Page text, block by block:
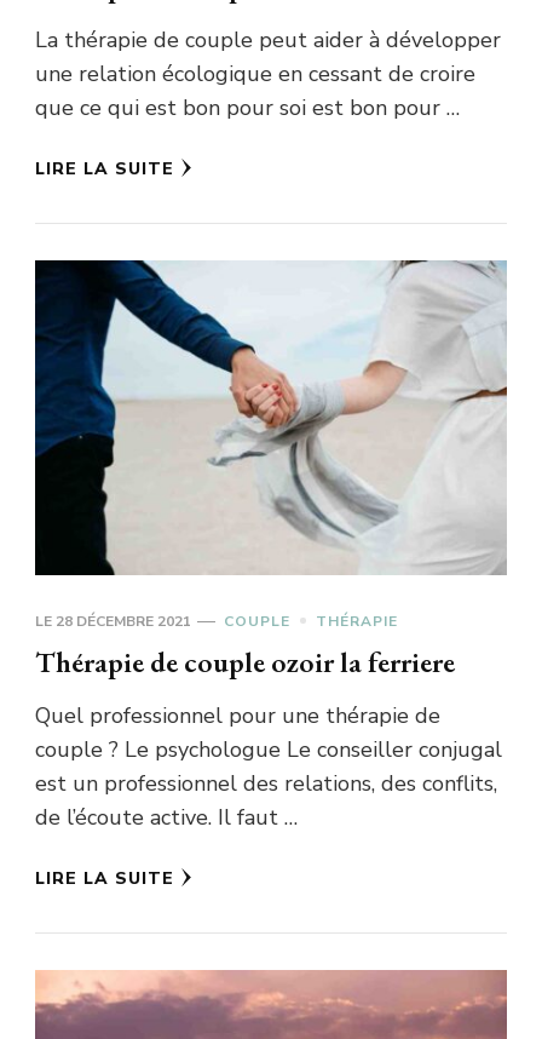
La thérapie de couple peut aider à développer
une relation écologique en cessant de croire
que ce qui est bon pour soi est bon pour …
LIRE LA SUITE
LE 28 DÉCEMBRE 2021 COUPLE THÉRAPIE
Thérapie de couple ozoir la ferriere
Quel professionnel pour une thérapie de
couple ? Le psychologue Le conseiller conjugal
est un professionnel des relations, des conflits,
de l’écoute active. Il faut …
LIRE LA SUITE